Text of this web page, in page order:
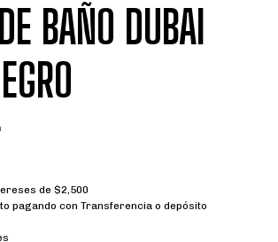
BAÑO DUBAI
de $2,500
pagando con Transferencia o depósito